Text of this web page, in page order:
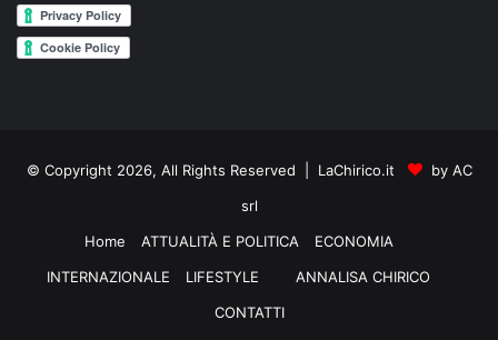
© Copyright 2026, All Rights Reserved | LaChirico.it
by AC
srl
Home
ATTUALITÀ E POLITICA
ECONOMIA
INTERNAZIONALE
LIFESTYLE
ANNALISA CHIRICO
CONTATTI